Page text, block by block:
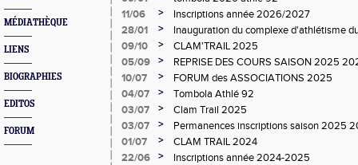
MÉDIATHÈQUE
LIENS
BIOGRAPHIES
EDITOS
FORUM
11/06
>
Inscriptions année 2026/2027
28/01
>
Inauguration du complexe d'athlétisme
Clamart le 14/02/2026
09/10 >
CLAM'TRAIL 2025
05/09
>
REPRISE DES COURS SAISON 2025
10/07
>
FORUM des ASSOCIATIONS 2025
04/07
>
Tombola Athlé 92
03/07
>
Clam Trail 2025
03/07
>
Permanences inscriptions saison 2025
01/07
>
CLAM TRAIL 2024
22/06
>
Inscriptions année 2024-2025